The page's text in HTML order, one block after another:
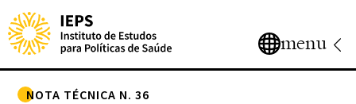
menu
NOTA TÉCNICA N. 36